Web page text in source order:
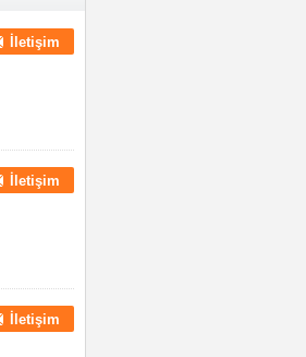
İletişim
İletişim
İletişim